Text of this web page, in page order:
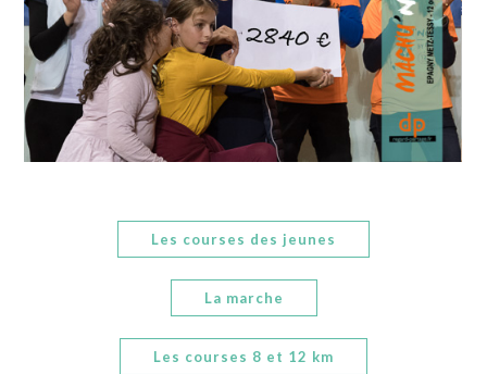
Les courses des jeunes
La marche
Les courses 8 et 12 km